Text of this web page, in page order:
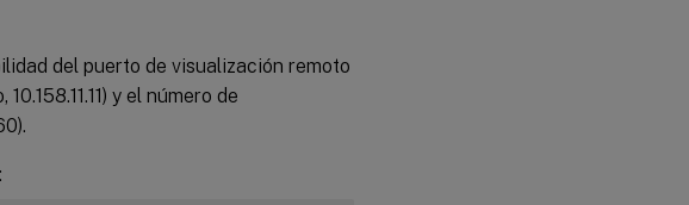
del puerto de visualización remoto
y el número de